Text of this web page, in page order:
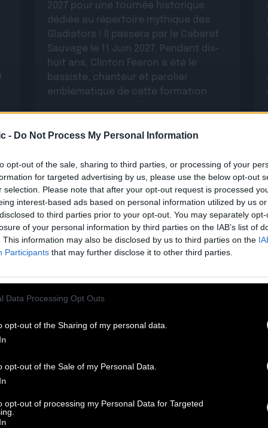
- Do Not Process My Personal Information
opt-out of the sale, sharing to third parties, or processing of your
for targeted advertising by us, please use the below opt-out
selection. Please note that after your opt-out request is processed
interest-based ads based on personal information utilized by us
to third parties prior to your opt-out. You may separately
of your personal information by third parties on the IAB’s list of
This information may also be disclosed by us to third parties on the
Participants that may further disclose it to other third parties.
Data Processing Opt Outs
opt-out of the Sharing of my personal data.
opt-out of the Sale of my Personal Data.
opt-out of processing my Personal Data for Targeted
2027 pour une tournée historique
dédiée au répertoire mythique des
Gladiators ! Il passera par le Cabaret
Sauvage le 11 Juin 2027. Pendant dix-
huit ans, Clinton Fearon a été le
bassiste, chanteur et parolier
emblématique de cette formation
29.05
BEST OF
Le best of de Pablo Moses est
pas cet album qui regroupe les